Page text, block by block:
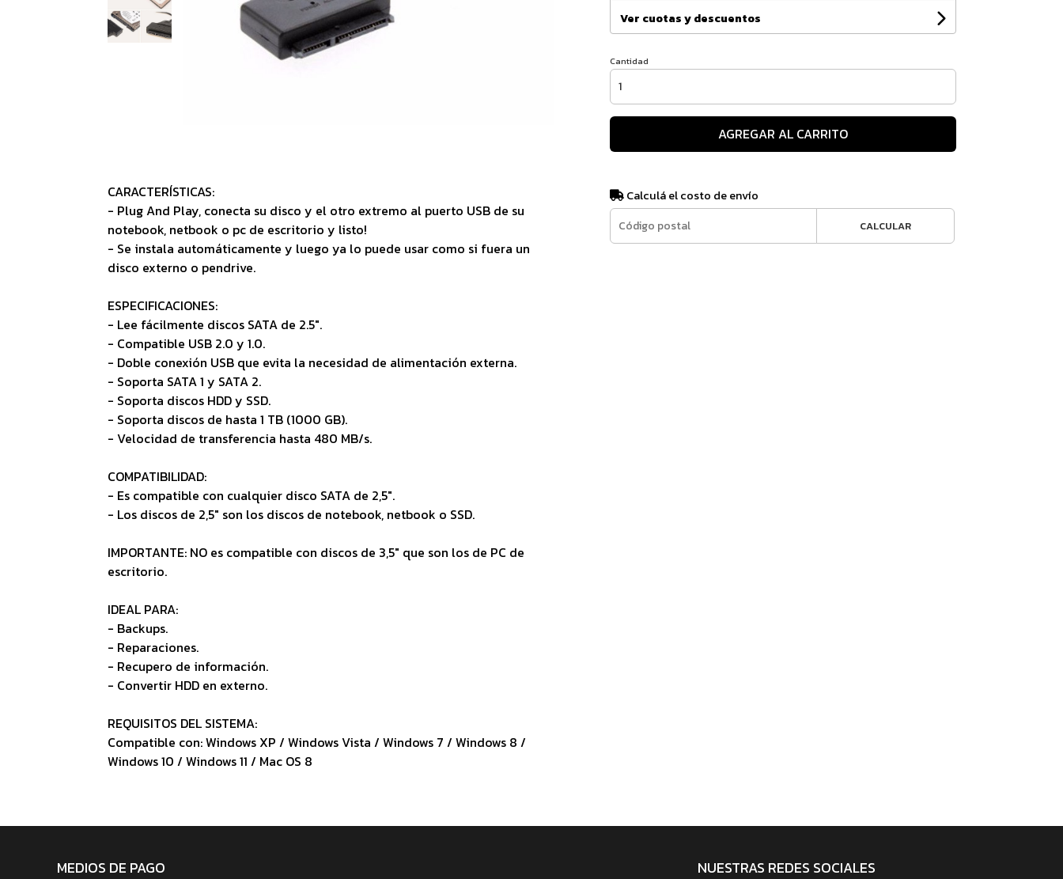
CARACTERÍSTICAS:
- Plug And Play, conecta su disco y el otro extremo al puerto USB de su
notebook, netbook o pc de escritorio y listo!
- Se instala automáticamente y luego ya lo puede usar como si fuera un
disco externo o pendrive.
ESPECIFICACIONES:
- Lee fácilmente discos SATA de 2.5".
- Compatible USB 2.0 y 1.0.
- Doble conexión USB que evita la necesidad de alimentación externa.
- Soporta SATA 1 y SATA 2.
- Soporta discos HDD y SSD.
- Soporta discos de hasta 1 TB (1000 GB).
- Velocidad de transferencia hasta 480 MB/s.
COMPATIBILIDAD:
- Es compatible con cualquier disco SATA de 2,5".
- Los discos de 2,5" son los discos de notebook, netbook o SSD.
IMPORTANTE: NO es compatible con discos de 3,5" que son los de PC de
escritorio.
IDEAL PARA:
- Backups.
- Reparaciones.
- Recupero de información.
- Convertir HDD en externo.
REQUISITOS DEL SISTEMA:
Compatible con: Windows XP / Windows Vista / Windows 7 / Windows 8 /
Windows 10 / Windows 11 / Mac OS 8
Ver cuotas y descuentos
Cantidad
AGREGAR AL CARRITO
Calculá el costo de envío
CALCULAR
MEDIOS DE PAGO NUESTRAS REDES SOCIALES